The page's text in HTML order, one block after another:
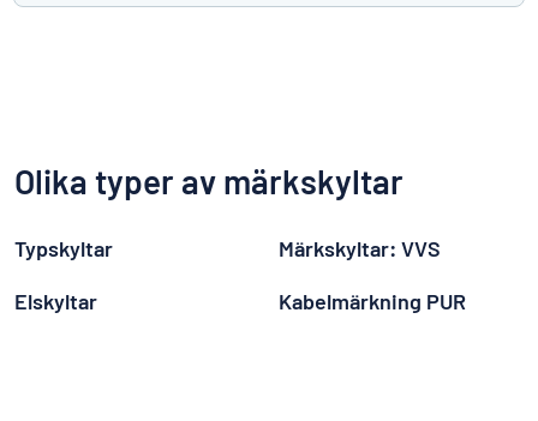
Olika typer av märkskyltar
Typskyltar
Elskyltar
Märkskyltar: VVS
Kabelmärkning PUR